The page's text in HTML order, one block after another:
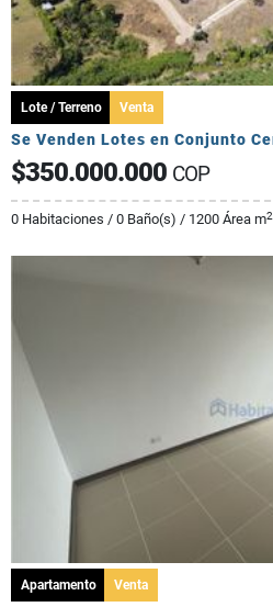
Lote / Terreno Venta
$350.000.000 COP
0 Habitaciones / 0 Baño(s) / 1200 Área m2
Apartamento Venta